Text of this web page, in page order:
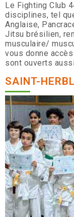
Le Fighting Club
disciplines, tel
Anglaise,
Jitsu brésilien,
musculaire/
vous donne
sont ouverts
SAINT-